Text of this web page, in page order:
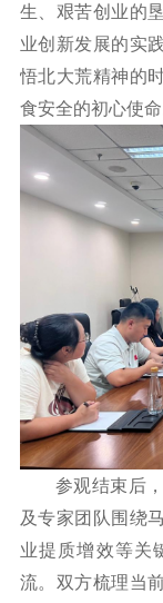
生、艰苦创业的
业创新发展的实
悟北大荒精神的
食安全的初心使命
参观结束后
及专家团队围绕
业提质增效等关
流。双方梳理当